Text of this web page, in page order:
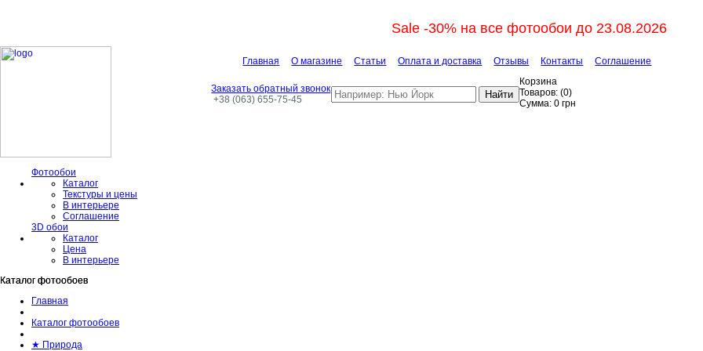
Sale -30% на все фотообои до 23.08.2026
Главная О магазине Статьи Оплата и доставка Отзывы Контакты Соглашение
Заказать обратный звонок
+38 (063) 655-75-45
Найти
Корзина
Товаров: (0)
Сумма: 0 грн
Фотообои
Каталог
Текстуры и цены
В интерьере
Соглашение
3D обои
Каталог
Цена
В интерьере
Каталог фотообоев
Каталог фотообоев
Главная
Каталог фотообоев
★ Природа